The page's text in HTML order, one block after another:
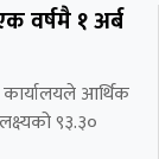
वर्षमै १ अर्ब
आर्थिक
९३.३०